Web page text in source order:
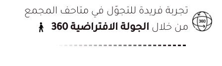
تجربة فريدة للتجوّل في متاحف المجمع
من خلال الجولة الافتراضية 360